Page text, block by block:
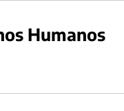
Humanos